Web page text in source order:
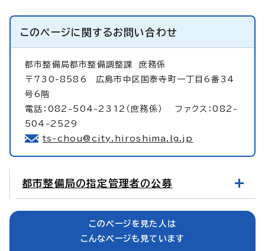
このページに関するお問い合わせ
都市整備局都市整備調整課 庶務係
〒730-8586 広島市中区国泰寺町一丁目6番34
号6階
電話：082-504-2312（庶務係） ファクス：082-
504-2529
ts-chou@city.hiroshima.lg.jp
都市整備局の指定管理者の公募
このページを見た人は
こんなページも見ています